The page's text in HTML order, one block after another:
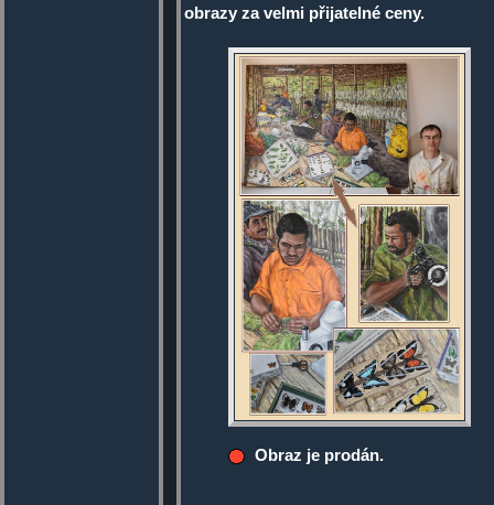
obrazy za velmi přijatelné ceny.
Obraz je prodán.